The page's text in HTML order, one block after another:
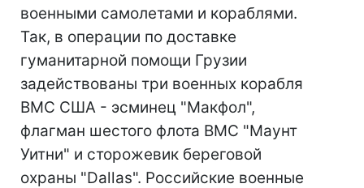
военными самолетами и кораблями.
Так, в операции по доставке
гуманитарной помощи Грузии
задействованы три военных корабля
ВМС США - эсминец "Макфол",
флагман шестого флота ВМС "Маунт
Уитни" и сторожевик береговой
охраны "Dallas". Российские военные